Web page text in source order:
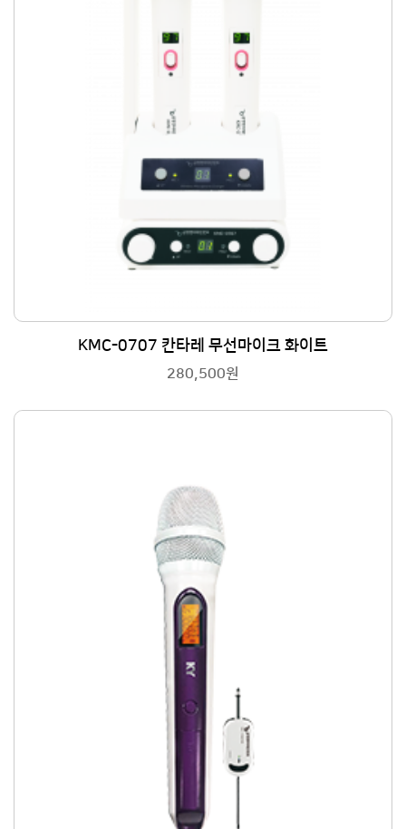
KMC-0707 칸타레 무선마이크 화이트
280,500원